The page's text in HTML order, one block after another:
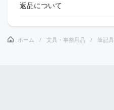
返品について
ホーム 文具・事務用品 筆記具